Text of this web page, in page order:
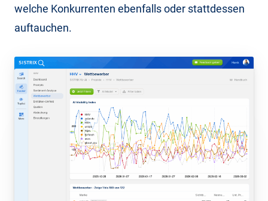
welche Konkurrenten ebenfalls oder stattdessen
auftauchen.